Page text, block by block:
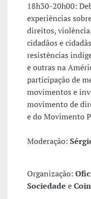
18h30-20h00:
experiências
direitos,
cidadãos e
resistências
e outras na
participação de
movimentos e
movimento de
e do Movimento
Moderação:
Organização:
Sociedade e